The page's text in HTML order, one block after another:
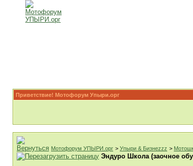
Приветствие! Мотофорум Упыри.орг
Мотофорум УПЫРИ.орг > Упыри & Бизнеzzz >
Эндуро Школа (заочное